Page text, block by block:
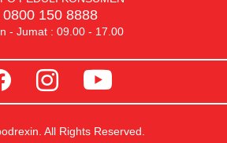
0800 150 8888
- Jumat : 09.00 - 17.00
All Rights Reserved.